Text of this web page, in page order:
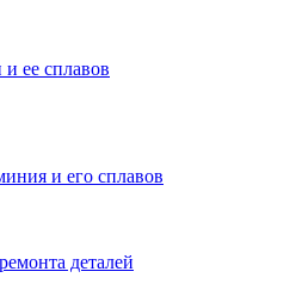
ее сплавов
и его сплавов
деталей